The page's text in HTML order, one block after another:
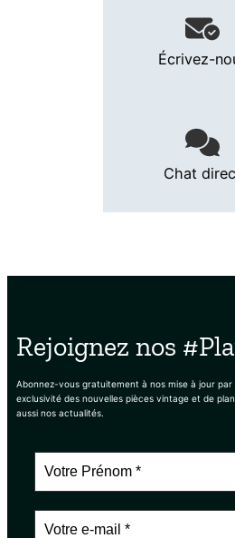
Écrivez-
Chat
Rejoignez nos
Abonnez-vous gratuitement à nos mise à jour
exclusivité des nouvelles pièces vintage et de
aussi nos actualités.